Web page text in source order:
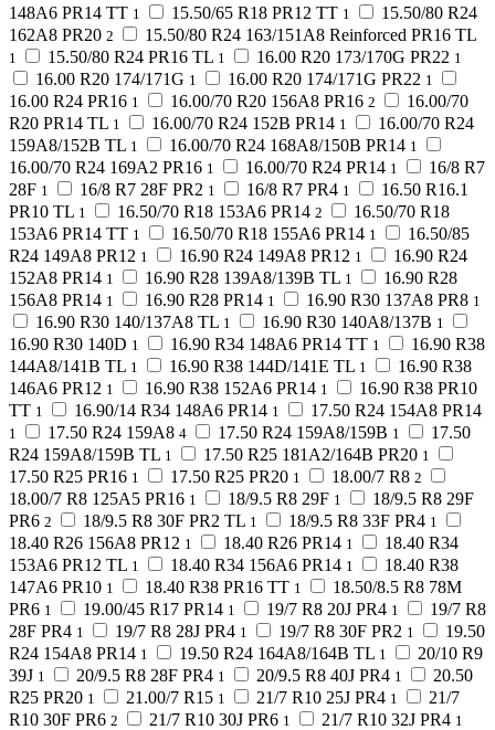
148A6 PR14 TT 1 15.50/65 R18 PR12 TT 1
15.50/80 R24
162A8 PR20 2 15.50/80 R24 163/151A8 Reinforced PR16 TL
1 15.50/80 R24 PR16 TL 1 16.00 R20 173/170G PR22 1
16.00 R20 174/171G 1 16.00 R20 174/171G PR22 1
16.00 R24 PR16 1 16.00/70 R20 156A8 PR16 2
16.00/70
R20 PR14 TL 1 16.00/70 R24 152B PR14 1
16.00/70 R24
159A8/152B TL 1 16.00/70 R24 168A8/150B PR14 1
16.00/70 R24 169A2 PR16 1 16.00/70 R24 PR14 1
16/8 R7
28F 1 16/8 R7 28F PR2 1 16/8 R7 PR4 1
16.50 R16.1
PR10 TL 1 16.50/70 R18 153A6 PR14 2
16.50/70 R18
153A6 PR14 TT 1 16.50/70 R18 155A6 PR14 1
16.50/85
R24 149A8 PR12 1 16.90 R24 149A8 PR12 1
16.90 R24
152A8 PR14 1 16.90 R28 139A8/139B TL 1
16.90 R28
156A8 PR14 1 16.90 R28 PR14 1 16.90 R30 137A8 PR8 1
16.90 R30 140/137A8 TL 1 16.90 R30 140A8/137B 1
16.90 R30 140D 1 16.90 R34 148A6 PR14 TT 1
16.90 R38
144A8/141B TL 1 16.90 R38 144D/141E TL 1
16.90 R38
146A6 PR12 1 16.90 R38 152A6 PR14 1
16.90 R38 PR10
TT 1 16.90/14 R34 148A6 PR14 1 17.50 R24 154A8 PR14
1 17.50 R24 159A8 4 17.50 R24 159A8/159B 1
17.50
R24 159A8/159B TL 1 17.50 R25 181A2/164B PR20 1
17.50 R25 PR16 1 17.50 R25 PR20 1 18.00/7 R8 2
18.00/7 R8 125A5 PR16 1 18/9.5 R8 29F 1
18/9.5 R8 29F
PR6 2 18/9.5 R8 30F PR2 TL 1 18/9.5 R8 33F PR4 1
18.40 R26 156A8 PR12 1 18.40 R26 PR14 1
18.40 R34
153A6 PR12 TL 1 18.40 R34 156A6 PR14 1
18.40 R38
147A6 PR10 1 18.40 R38 PR16 TT 1
18.50/8.5 R8 78M
PR6 1 19.00/45 R17 PR14 1 19/7 R8 20J PR4 1
19/7 R8
28F PR4 1 19/7 R8 28J PR4 1 19/7 R8 30F PR2 1
19.50
R24 154A8 PR14 1 19.50 R24 164A8/164B TL 1
20/10 R9
39J 1 20/9.5 R8 28F PR4 1 20/9.5 R8 40J PR4 1
20.50
R25 PR20 1 21.00/7 R15 1 21/7 R10 25J PR4 1
21/7
R10 30F PR6 2 21/7 R10 30J PR6 1 21/7 R10 32J PR4 1